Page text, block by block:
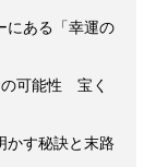
にある「幸運の
の可能性 宝く
す秘訣と末路